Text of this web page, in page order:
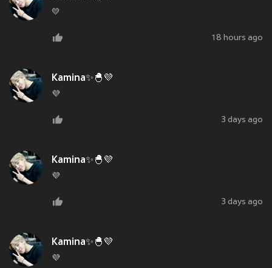
💛
18 hours ago
Kamina✨🐣💜
💜
3 days ago
Kamina✨🐣💜
💜
3 days ago
Kamina✨🐣💜
💜